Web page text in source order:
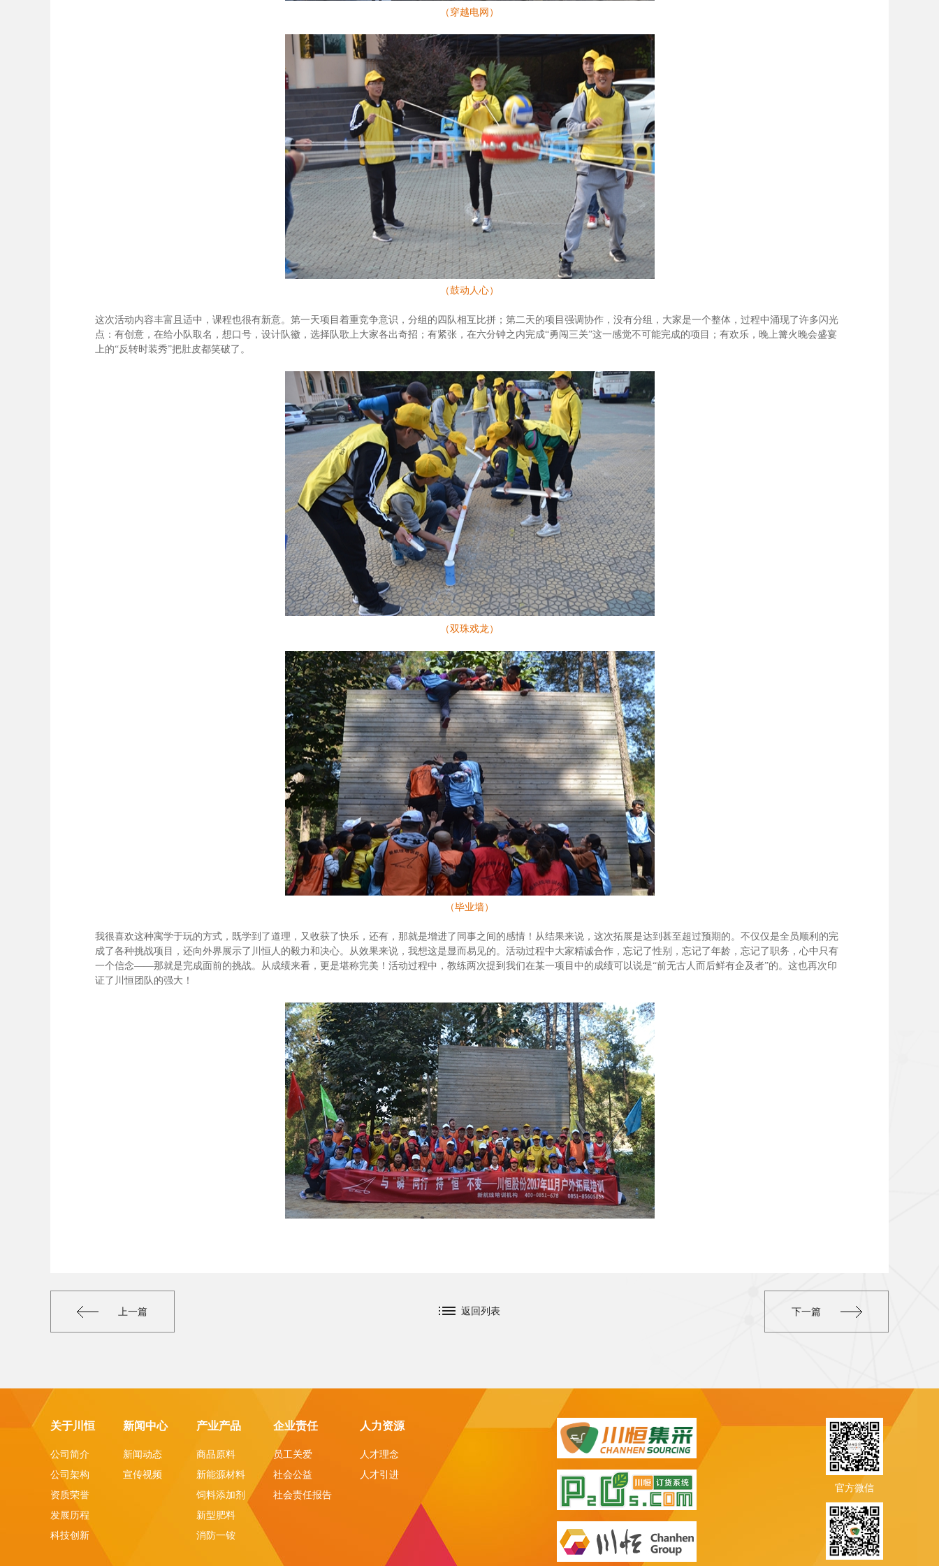
（穿越电网）
（鼓动人心）
这次活动内容丰富且适中，课程也很有新意。第一天项目着重竞争意识，分组的四队相互比拼；第二天的项目强调协作，没有分组，大家是一个整体，过程中涌现了许多闪光
点：有创意，在给小队取名，想口号，设计队徽，选择队歌上大家各出奇招；有紧张，在六分钟之内完成“勇闯三关”这一感觉不可能完成的项目；有欢乐，晚上篝火晚会盛宴
上的“反转时装秀”把肚皮都笑破了。
（双珠戏龙）
（毕业墙）
我很喜欢这种寓学于玩的方式，既学到了道理，又收获了快乐，还有，那就是增进了同事之间的感情！从结果来说，这次拓展是达到甚至超过预期的。不仅仅是全员顺利的完
成了各种挑战项目，还向外界展示了川恒人的毅力和决心。从效果来说，我想这是显而易见的。活动过程中大家精诚合作，忘记了性别，忘记了年龄，忘记了职务，心中只有
一个信念——那就是完成面前的挑战。从成绩来看，更是堪称完美！活动过程中，教练两次提到我们在某一项目中的成绩可以说是“前无古人而后鲜有企及者”的。这也再次印
证了川恒团队的强大！
上一篇 下一篇
返回列表
关于川恒
公司简介
公司架构
资质荣誉
发展历程
科技创新
新闻中心
新闻动态
宣传视频
产业产品
商品原料
新能源材料
饲料添加剂
新型肥料
消防一铵
企业责任
员工关爱
社会公益
社会责任报告
人力资源
人才理念
人才引进
官方微信